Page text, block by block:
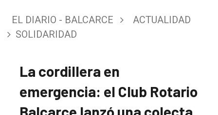
EL DIARIO - BALCARCE
ACTUALIDAD
SOLIDARIDAD
La cordillera en
emergencia: el Club Rotario
Balcarce lanzó una colecta